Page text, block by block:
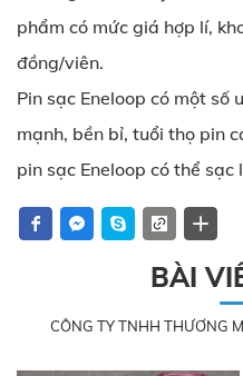
phẩm có mức giá hợp lí,
đồng/viên.
Pin sạc Eneloop có một số
mạnh, bền bỉ, tuổi thọ pin
pin sạc Eneloop có thể sạc
BÀI
CÔNG TY TNHH THƯƠNG